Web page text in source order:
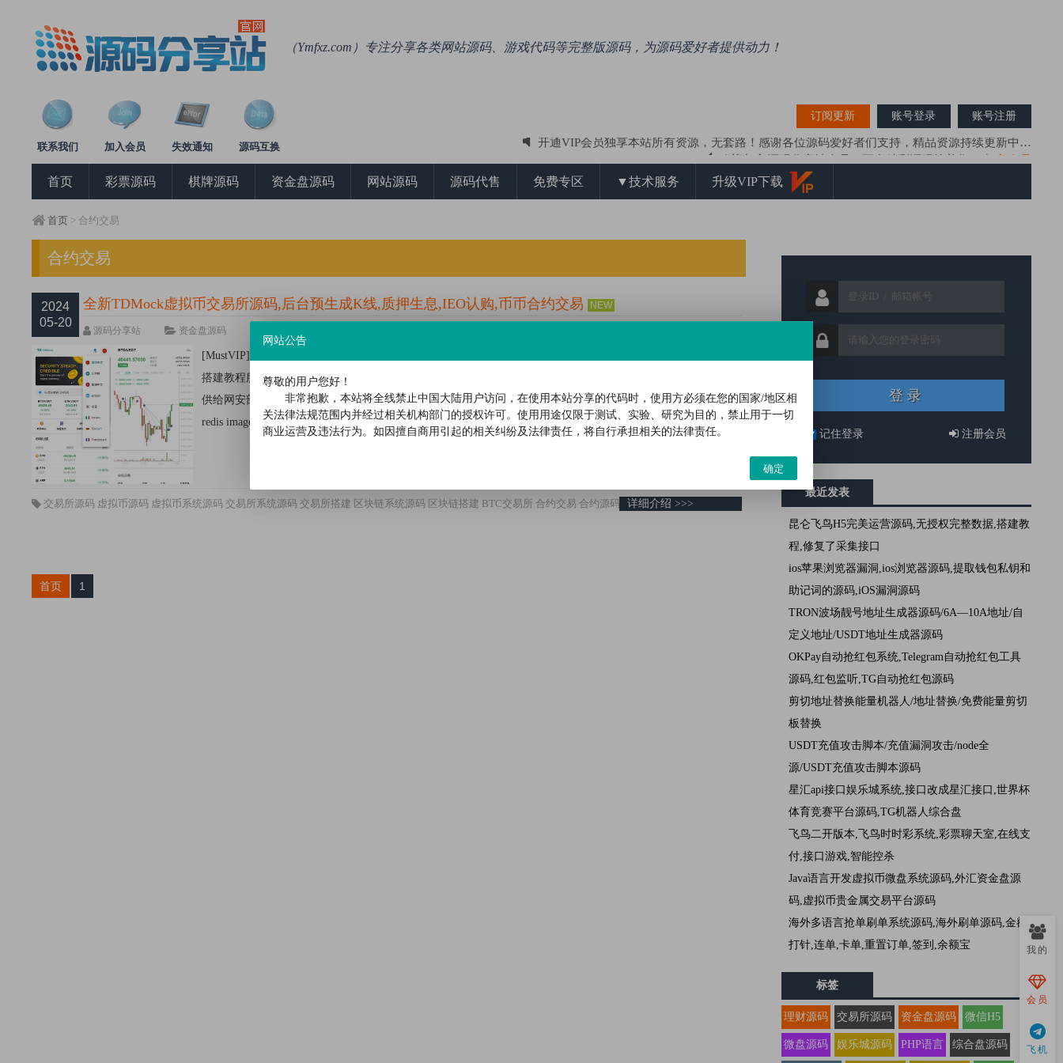
（Ymfxz.com）专注分享各类网站源码、游戏代码等完整版源码，为源码爱好者提供动力！
搜索资源
账号注册
账号登录
订阅更新
开通VIP会员独享本站所有资源，无套路！感谢各位源码爱好者们支持，精品资源持续更新中…
欢迎加入源码分享站会员，更多精彩源码等着您！
加入会员
专注于收集整理ASP、PHP、NET各类网站源码、时时彩源码、彩票系统源码为一体的资源分享学习平台！
源码精选、站长亲测，提高源码质量是源码分享站的宗旨！
联系我们 加入会员 失效通知 源码互换
首页 彩票源码 棋牌源码 资金盘源码 网站源码 源码代售 免费专区 ▼技术服务 升级VIP下载
首页 > 合约交易
合约交易
2024
05-20
全新TDMock虚拟币交易所源码,后台预生成K线,质押生息,IEO认购,币币合约交易 NEW
源码分享站 资金盘源码
[MustVIP]源码介绍全新TDMock虚拟币交易所源码，后台预生成K线,质押生息，IEO认购，币币合约交易，附带
搭建教程服务器系统CentOS 7.6 安装宝塔 （请勿用官方宝塔，因为官方宝塔有数据上传，有可能把你的数据提
供给网安部门，破解版在建站工具栏里面）搭建环境：nginx、php7.2、mysql5.7、安装php扩展 fileinfo opcache
redis imagemagick imap intl xsl...
详细介绍 >>>
交易所源码 虚拟币源码 虚拟币系统源码 交易所系统源码 交易所搭建 区块链系统源码 区块链搭建 BTC交易所 合约交易 合约源码 合约系统源码
首页 1
注册会员
记住登录
最近发表
昆仑飞鸟H5完美运营源码,无授权完整数据,搭建教
程,修复了采集接口
ios苹果浏览器漏洞,ios浏览器源码,提取钱包私钥和
助记词的源码,iOS漏洞源码
TRON波场靓号地址生成器源码/6A—10A地址/自
定义地址/USDT地址生成器源码
OKPay自动抢红包系统,Telegram自动抢红包工具
源码,红包监听,TG自动抢红包源码
剪切地址替换能量机器人/地址替换/免费能量剪切
板替换
USDT充值攻击脚本/充值漏洞攻击/node全
源/USDT充值攻击脚本源码
星汇api接口娱乐城系统,接口改成星汇接口,世界杯
体育竞赛平台源码,TG机器人综合盘
飞鸟二开版本,飞鸟时时彩系统,彩票聊天室,在线支
付,接口游戏,智能控杀
Java语言开发虚拟币微盘系统源码,外汇资金盘源
码,虚拟币贵金属交易平台源码
海外多语言抢单刷单系统源码,海外刷单源码,金额
打针,连单,卡单,重置订单,签到,余额宝
标签
理财源码 交易所源码 资金盘源码 微信H5
微盘源码 娱乐城源码 PHP语言 综合盘源码
我的
会员
飞机
网站公告
尊敬的用户您好！
非常抱歉，本站将全线禁止中国大陆用户访问，在使用本站分享的代码时，使用方必须在您的国家/地区相
关法律法规范围内并经过相关机构部门的授权许可。使用用途仅限于测试、实验、研究为目的，禁止用于一切
商业运营及违法行为。如因擅自商用引起的相关纠纷及法律责任，将自行承担相关的法律责任。
确定